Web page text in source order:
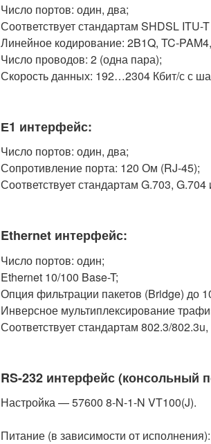
Число портов: один, два;
Соответствует стандартам SHDSL ITU-
Линейное кодирование: 2B1Q, TC-
Число проводов: 2 (одна пара);
Скорость данных: 192…2304 Кбит/с с
Е1 интерфейс:
Число портов: один, два;
Сопротивление порта: 120 Ом (RJ-45);
Соответствует стандартам G.703, G.704
Ethernet интерфейс:
Число портов: один;
Ethernet 10/100 Base-T;
Опция фильтрации пакетов (Bridge) до
Инверсное мультиплексирование
Соответствует стандартам 802.3/
RS-232 интерфейс (консольный
Настройка — 57600 8-N-1-N VT100(J).
Питание (в зависимости от исполнения):